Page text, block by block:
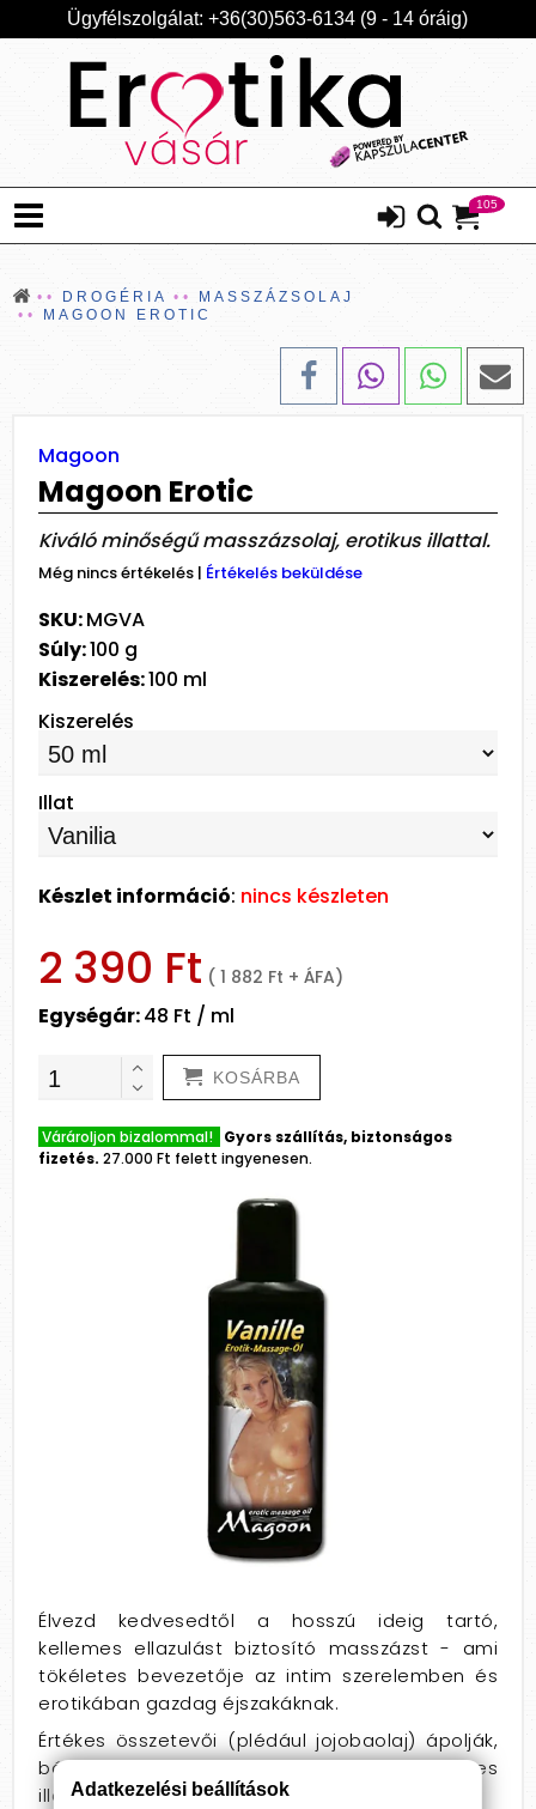
Ügyfélszolgálat: +36(30)563-6134 (9 - 14 óráig)
105
DROGÉRIA
MASSZÁZSOLAJ
MAGOON EROTIC
Magoon
Magoon Erotic
Kiváló minőségű masszázsolaj, erotikus illattal.
Még nincs értékelés | Értékelés beküldése
SKU:MGVA
Súly:100 g
Kiszerelés:100 ml
Kiszerelés
Illat
Készlet információ: nincs készleten
2 390 Ft ( 1 882 Ft + ÁFA)
Egységár:48 Ft / ml
KOSÁRBA
Várároljon bizalommal! Gyors szállítás, biztonságos
fizetés. 27.000 Ft felett ingyenesen.
Élvezd kedvesedtől a hosszú ideig tartó,
kellemes ellazulást biztosító masszázst - ami
tökéletes bevezetője az intim szerelemben és
erotikában gazdag éjszakáknak.
Értékes összetevői (plédául jojobaolaj) ápolják,
bársonyossá teszik a bőrt, miközben a kellemes
illat fokozza a vágyat.
Adatkezelési beállítások